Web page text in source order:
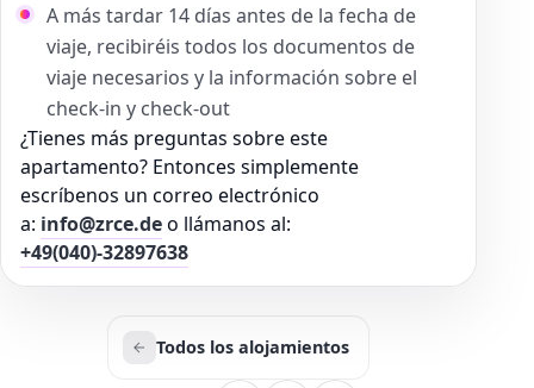
A más tardar 14 días antes de la fecha de
viaje, recibiréis todos los documentos de
viaje necesarios y la información sobre el
check-in y check-out
¿Tienes más preguntas sobre este
apartamento? Entonces simplemente
escríbenos un correo electrónico
a: info@zrce.deo llámanos al:
+49(040)-32897638
Todos los alojamientos